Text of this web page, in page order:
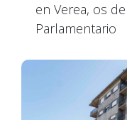
en Verea, os
Parlamentario